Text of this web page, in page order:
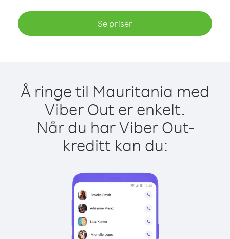
Se priser
Å ringe til Mauritania med
Viber Out er enkelt.
Når du har Viber Out-
kreditt kan du: